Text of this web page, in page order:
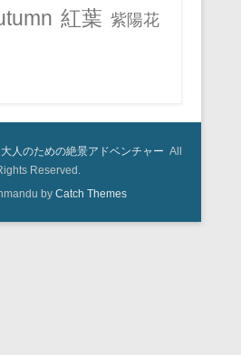
紅葉 紫陽花
大人のための絶景アドベンチャー All
Reserved.
by Catch Themes